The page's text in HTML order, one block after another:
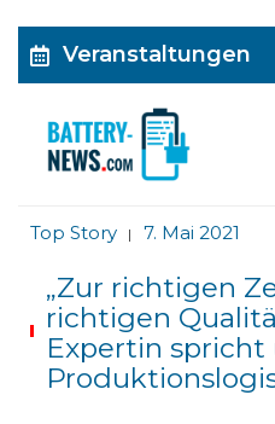
Veranstaltungen
Top Story | 7. Mai 2021
„Zur richtigen
richtigen
Expertin spricht